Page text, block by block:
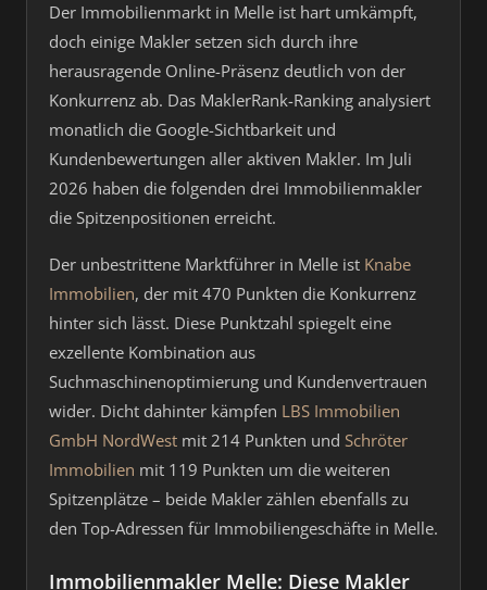
Der Immobilienmarkt in Melle ist hart umkämpft,
doch einige Makler setzen sich durch ihre
herausragende Online-Präsenz deutlich von der
Konkurrenz ab. Das MaklerRank-Ranking analysiert
monatlich die Google-Sichtbarkeit und
Kundenbewertungen aller aktiven Makler. Im Juli
2026 haben die folgenden drei Immobilienmakler
die Spitzenpositionen erreicht.
Der unbestrittene Marktführer in Melle ist Knabe
Immobilien, der mit 470 Punkten die Konkurrenz
hinter sich lässt. Diese Punktzahl spiegelt eine
exzellente Kombination aus
Suchmaschinenoptimierung und Kundenvertrauen
wider. Dicht dahinter kämpfen LBS Immobilien
GmbH NordWest mit 214 Punkten und Schröter
Immobilien mit 119 Punkten um die weiteren
Spitzenplätze – beide Makler zählen ebenfalls zu
den Top-Adressen für Immobiliengeschäfte in Melle.
Immobilienmakler Melle: Diese Makler